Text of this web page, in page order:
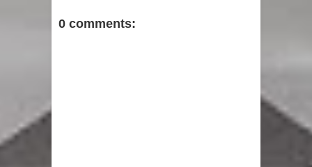
0 comments: